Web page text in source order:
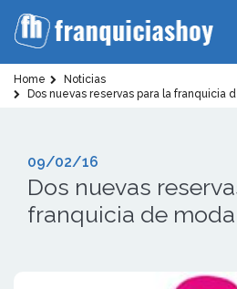
Home
Noticias
Dos nuevas reservas para la franquicia
09/02/16
Dos nuevas
franquicia de